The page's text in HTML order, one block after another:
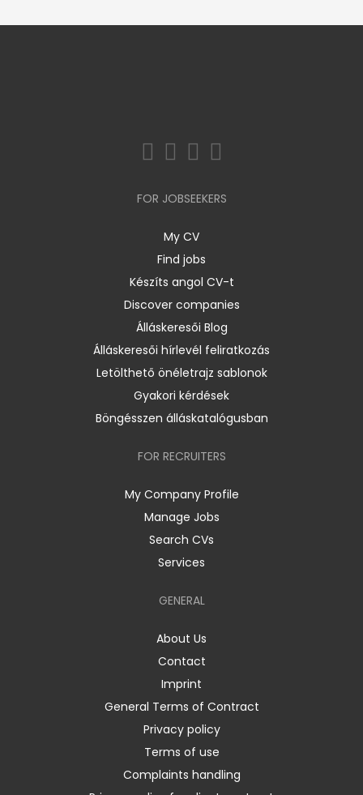
FOR JOBSEEKERS
My CV
Find jobs
Készíts angol CV-t
Discover companies
Álláskeresői Blog
Álláskeresői hírlevél feliratkozás
Letölthető önéletrajz sablonok
Gyakori kérdések
Böngésszen álláskatalógusban
FOR RECRUITERS
My Company Profile
Manage Jobs
Search CVs
Services
GENERAL
About Us
Contact
Imprint
General Terms of Contract
Privacy policy
Terms of use
Complaints handling